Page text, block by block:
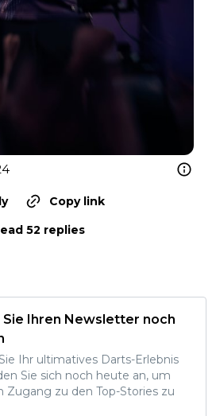
Copy link
52 replies
Sie Ihren Newsletter noch
Ihr ultimatives Darts-Erlebnis
Sie sich noch heute an, um
Zugang zu den Top-Stories zu